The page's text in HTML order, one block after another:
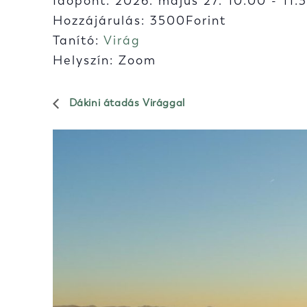
Hozzájárulás: 3500Forint
Tanító: Virág
Helyszín: Zoom
Dákini átadás Virággal